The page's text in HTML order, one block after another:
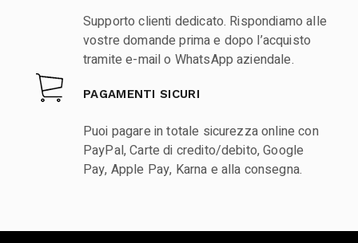
Supporto clienti dedicato. Rispondiamo alle
vostre domande prima e dopo l’acquisto
tramite e-mail o WhatsApp aziendale.
PAGAMENTI SICURI
Puoi pagare in totale sicurezza online con
PayPal, Carte di credito/debito, Google
Pay, Apple Pay, Karna e alla consegna.